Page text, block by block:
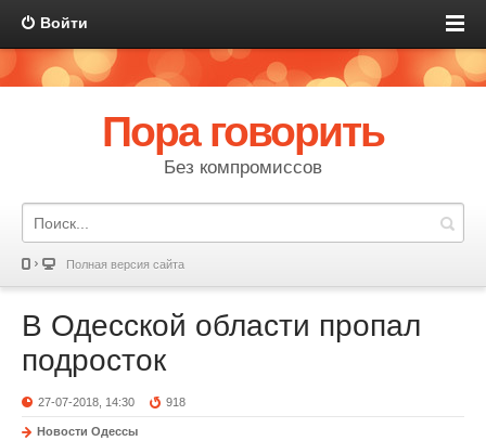
Войти
Пора говорить
Без компромиссов
Полная версия сайта
В Одесской области пропал
подросток
27-07-2018, 14:30 918
Новости Одессы